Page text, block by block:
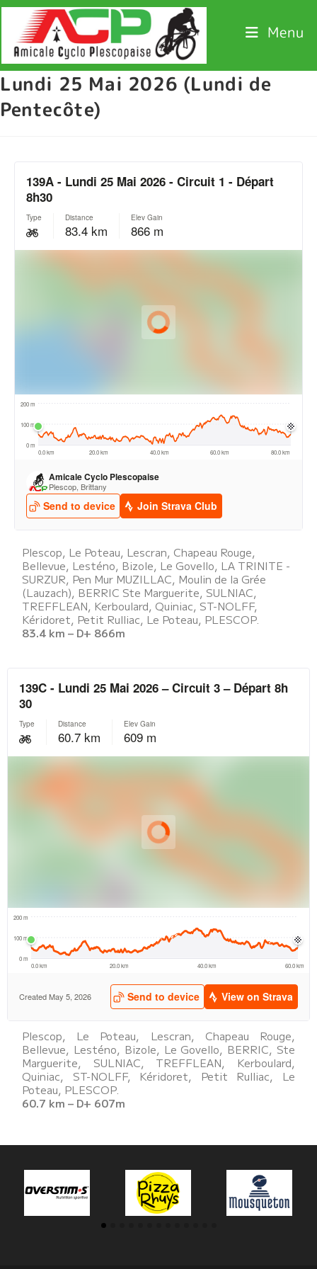
Menu
Lundi 25 Mai 2026 (Lundi de
Pentecôte)
Plescop, Le Poteau, Lescran, Chapeau Rouge,
Bellevue, Lesténo, Bizole, Le Govello, LA TRINITE -
SURZUR, Pen Mur MUZILLAC, Moulin de la Grée
(Lauzach), BERRIC Ste Marguerite, SULNIAC,
TREFFLEAN, Kerboulard, Quiniac, ST-NOLFF,
Kéridoret, Petit Rulliac, Le Poteau, PLESCOP.
83.4 km – D+ 866m
Plescop, Le Poteau, Lescran, Chapeau Rouge,
Bellevue, Lesténo, Bizole, Le Govello, BERRIC, Ste
Marguerite, SULNIAC, TREFFLEAN, Kerboulard,
Quiniac, ST-NOLFF, Kéridoret, Petit Rulliac, Le
Poteau, PLESCOP.
60.7 km – D+ 607m